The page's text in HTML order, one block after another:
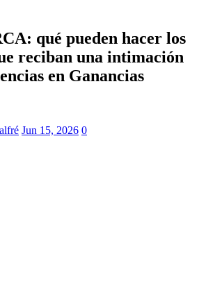
qué pueden hacer los
reciban una intimación
en Ganancias
Jun 15, 2026 0